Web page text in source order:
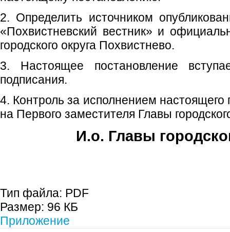
2. Определить источником
«Похвистневский вестник» и
городского округа Похвистнево.
3. Настоящее постановление
подписания.
4. Контроль за исполнением настоящего
на Первого заместителя Главы
И.о. Главы
Тип файла: PDF
Размер: 96 КБ
Приложение